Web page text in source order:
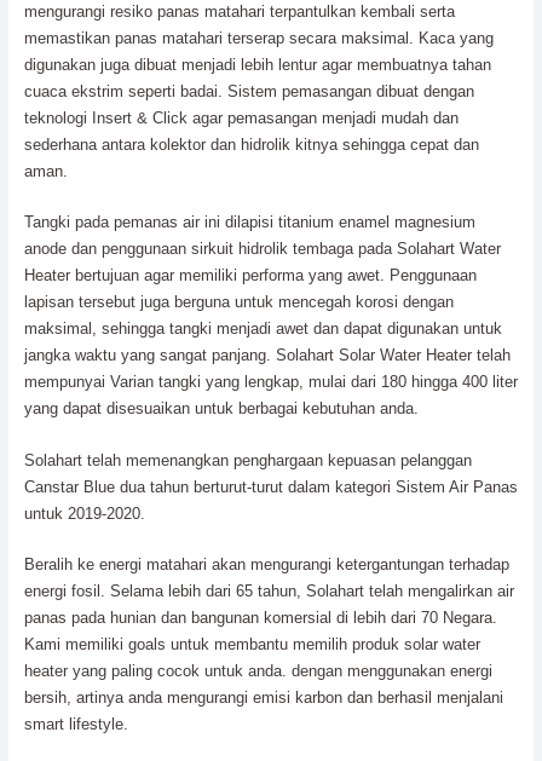
mengurangi resiko panas matahari terpantulkan kembali serta
memastikan panas matahari terserap secara maksimal. Kaca yang
digunakan juga dibuat menjadi lebih lentur agar membuatnya tahan
cuaca ekstrim seperti badai. Sistem pemasangan dibuat dengan
teknologi Insert & Click agar pemasangan menjadi mudah dan
sederhana antara kolektor dan hidrolik kitnya sehingga cepat dan
aman.
Tangki pada pemanas air ini dilapisi titanium enamel magnesium
anode dan penggunaan sirkuit hidrolik tembaga pada Solahart Water
Heater bertujuan agar memiliki performa yang awet. Penggunaan
lapisan tersebut juga berguna untuk mencegah korosi dengan
maksimal, sehingga tangki menjadi awet dan dapat digunakan untuk
jangka waktu yang sangat panjang. Solahart Solar Water Heater telah
mempunyai Varian tangki yang lengkap, mulai dari 180 hingga 400 liter
yang dapat disesuaikan untuk berbagai kebutuhan anda.
Solahart telah memenangkan penghargaan kepuasan pelanggan
Canstar Blue dua tahun berturut-turut dalam kategori Sistem Air Panas
untuk 2019-2020.
Beralih ke energi matahari akan mengurangi ketergantungan terhadap
energi fosil. Selama lebih dari 65 tahun, Solahart telah mengalirkan air
panas pada hunian dan bangunan komersial di lebih dari 70 Negara.
Kami memiliki goals untuk membantu memilih produk solar water
heater yang paling cocok untuk anda. dengan menggunakan energi
bersih, artinya anda mengurangi emisi karbon dan berhasil menjalani
smart lifestyle.